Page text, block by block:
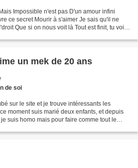
Impossible n'est pas D'un amour infini
ce secret Mourir à s'aimer Je sais qu'il ne
Que si on nous voit là Tout est finit, tu vois.
un mek de 20 ans
de soi
sur le site et je trouve intéressants les
moment suis marié deux enfants, et depuis
suis homo mais pour faire comme tout le